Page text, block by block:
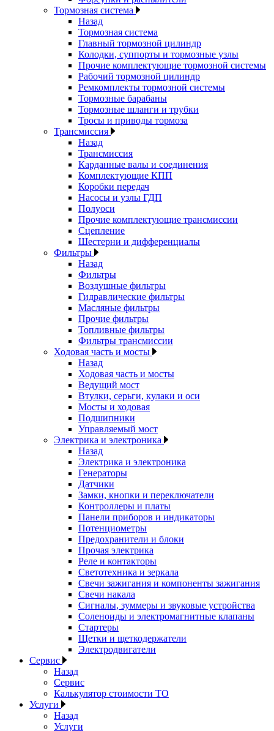
Тормозная система
Назад
Тормозная система
Главный тормозной цилиндр
Колодки, суппорты и тормозные узлы
Прочие комплектующие тормозной системы
Рабочий тормозной цилиндр
Ремкомплекты тормозной системы
Тормозные барабаны
Тормозные шланги и трубки
Тросы и приводы тормоза
Трансмиссия
Назад
Трансмиссия
Карданные валы и соединения
Комплектующие КПП
Коробки передач
Насосы и узлы ГДП
Полуоси
Прочие комплектующие трансмиссии
Сцепление
Шестерни и дифференциалы
Фильтры
Назад
Фильтры
Воздушные фильтры
Гидравлические фильтры
Масляные фильтры
Прочие фильтры
Топливные фильтры
Фильтры трансмиссии
Ходовая часть и мосты
Назад
Ходовая часть и мосты
Ведущий мост
Втулки, серьги, кулаки и оси
Мосты и ходовая
Подшипники
Управляемый мост
Электрика и электроника
Назад
Электрика и электроника
Генераторы
Датчики
Замки, кнопки и переключатели
Контроллеры и платы
Панели приборов и индикаторы
Потенциометры
Предохранители и блоки
Прочая электрика
Реле и контакторы
Светотехника и зеркала
Свечи зажигания и компоненты зажигания
Свечи накала
Сигналы, зуммеры и звуковые устройства
Соленоиды и электромагнитные клапаны
Стартеры
Щетки и щеткодержатели
Электродвигатели
Сервис
Назад
Сервис
Калькулятор стоимости ТО
Услуги
Назад
Услуги